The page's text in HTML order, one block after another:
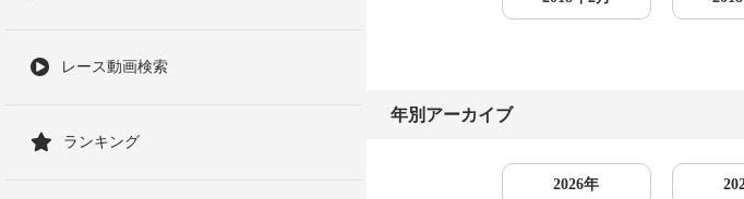
レース動画検索
ランキング
年別アーカイブ
2026年